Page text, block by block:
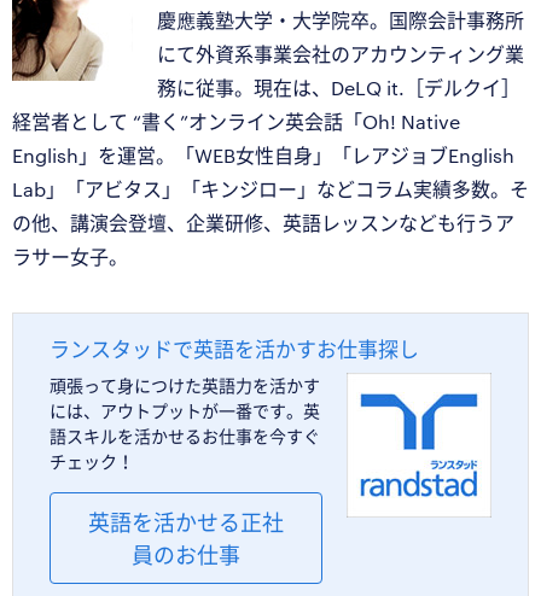
慶應義塾大学・大学院卒。国際会計事務所
にて外資系事業会社のアカウンティング業
務に従事。現在は、DeLQ it.［デルクイ］
経営者として “書く”オンライン英会話「Oh! Native
English」を運営。「WEB女性自身」「レアジョブEnglish
Lab」「アビタス」「キンジロー」などコラム実績多数。そ
の他、講演会登壇、企業研修、英語レッスンなども行うア
ラサー女子。
ランスタッドで英語を活かすお仕事探し
頑張って身につけた英語力を活かす
には、アウトプットが一番です。英
語スキルを活かせるお仕事を今すぐ
チェック！
英語を活かせる正社
員のお仕事